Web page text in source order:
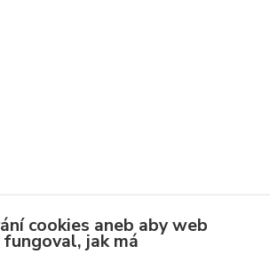
507 824
cookies aneb aby web
fungoval, jak má